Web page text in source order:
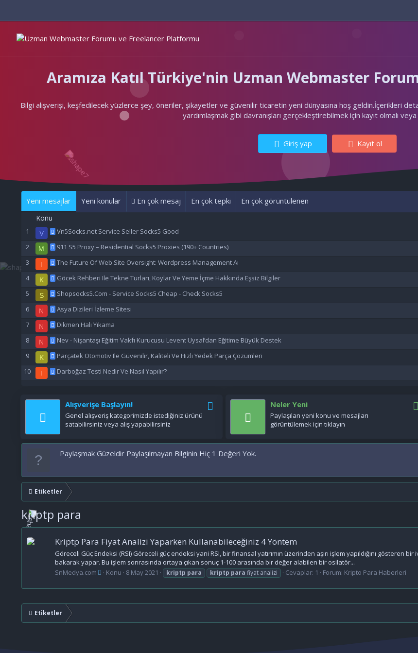
Aramıza Katıl Türkiye'nin Uzman Webmaster
Bilgi alışverişi, keşfedilecek yüzlerce şey, öneriler, şikayetler ve güvenilir ticaretin yeni dünyasına hoş geldin.İçerikleri
yardımlaşmak gibi davranışları gerçekleştirebilmek için kayıt olmalı veya
Giriş yap Kayıt ol
Yeni mesajlar Yeni konular En çok mesaj En çok tepki En çok görüntülenen
Konu
V Vn5Socks.net Service Seller Socks5 Good
M 911 S5 Proxy – Residential Socks5 Proxies (190+ Countries)
I The Future Of Web Site Oversight: Wordpress Management Aı
K Göcek Rehberi Ile Tekne Turları, Koylar Ve Yeme İçme Hakkında Eşsiz Bilgiler
S Shopsocks5.Com - Service Socks5 Cheap - Check Socks5
N Asya Dizileri İzleme Sitesi
N Dikmen Halı Yıkama
N Nev - Nişantaşı Eğitim Vakfı Kurucusu Levent Uysal’dan Eğitime Büyük Destek
K Parçatek Otomotiv Ile Güvenilir, Kaliteli Ve Hızlı Yedek Parça Çözümleri
I Darboğaz Testi Nedir Ve Nasıl Yapılır?
Alışverişe Başlayın!
Genel alışveriş kategorimizde istediğiniz ürünü
satabilirsiniz veya alış yapabilirsiniz
Neler Yeni
Paylaşılan yeni konu ve mesajları
görüntülemek için tıklayın
Paylaşmak Güzeldir Paylaşılmayan Bilginin Hiç 1 Değeri Yok.
Etiketler
kriptp para
Kriptp Para Fiyat Analizi Yaparken Kullanabileceğiniz 4 Yöntem
Göreceli Güç Endeksi (RSI) Göreceli güç endeksi yani RSI, bir finansal yatırımın üzerinden aşırı işlem yapıldığını
bakarak yapar. Bu işlem sonrasında ortaya çıkan sonuç 1-100 arasında bir değer alabilen bir osilatör...
SnMedya.com
Konu 8 May 2021 kriptp para kriptp para fiyat analizi Cevaplar: 1 Forum: Kripto Para Haberleri
Etiketler